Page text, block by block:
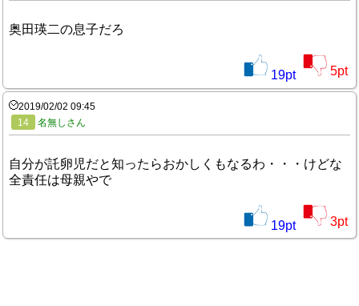
奥田瑛二の息子だろ
19pt 5pt
2019/02/02 09:45
14
名無しさん
自分が託卵児だと知ったらおかしくもなるわ・・・けどな
全責任は母親やで
19pt 3pt